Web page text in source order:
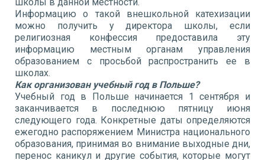
Информацию о такой внешкольной катехизации
можно получить у директора школы, если
религиозная конфессия предоставила эту
информацию местным органам управления
образованием с просьбой распространить ее в
школах.
Как организован учебный год в Польше?
Учебный год в Польше начинается 1 сентября и
заканчивается в последнюю пятницу июня
следующего года. Конкретные даты определяются
ежегодно распоряжением Министра национального
образования, принимая во внимание выходные дни,
перенос каникул и другие события, которые могут